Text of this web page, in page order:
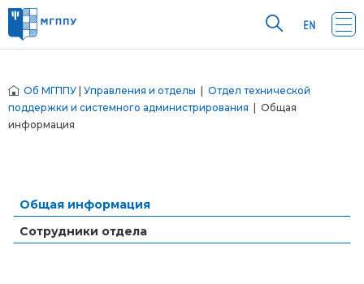
Об МГППУ Управления и отделы
Отдел технической
поддержки и системного администрирования | Общая
информация
Общая информация
Сотрудники отдела